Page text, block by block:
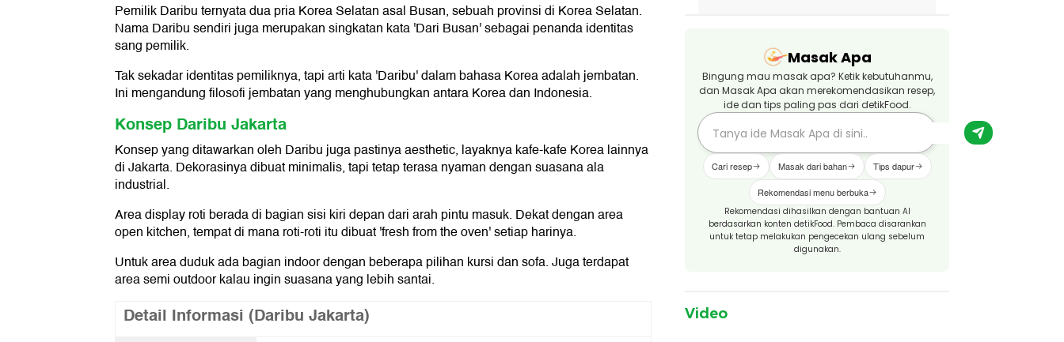
Pemilik Daribu ternyata dua pria Korea Selatan asal Busan, sebuah provinsi di Korea Selatan.
Nama Daribu sendiri juga merupakan singkatan kata 'Dari Busan' sebagai penanda identitas
sang pemilik.
Tak sekadar identitas pemiliknya, tapi arti kata 'Daribu' dalam bahasa Korea adalah jembatan.
Ini mengandung filosofi jembatan yang menghubungkan antara Korea dan Indonesia.
Konsep Daribu Jakarta
Konsep yang ditawarkan oleh Daribu juga pastinya aesthetic, layaknya kafe-kafe Korea lainnya
di Jakarta. Dekorasinya dibuat minimalis, tapi tetap terasa nyaman dengan suasana ala
industrial.
Area display roti berada di bagian sisi kiri depan dari arah pintu masuk. Dekat dengan area
open kitchen, tempat di mana roti-roti itu dibuat 'fresh from the oven' setiap harinya.
Untuk area duduk ada bagian indoor dengan beberapa pilihan kursi dan sofa. Juga terdapat
area semi outdoor kalau ingin suasana yang lebih santai.
Detail Informasi (Daribu Jakarta)
Masak Apa
Bingung mau masak apa? Ketik kebutuhanmu,
dan Masak Apa akan merekomendasikan resep,
ide dan tips paling pas dari detikFood.
Cari resep Masak dari bahan Tips dapur
Rekomendasi menu berbuka
Rekomendasi dihasilkan dengan bantuan AI
berdasarkan konten detikFood. Pembaca disarankan
untuk tetap melakukan pengecekan ulang sebelum
digunakan.
Video